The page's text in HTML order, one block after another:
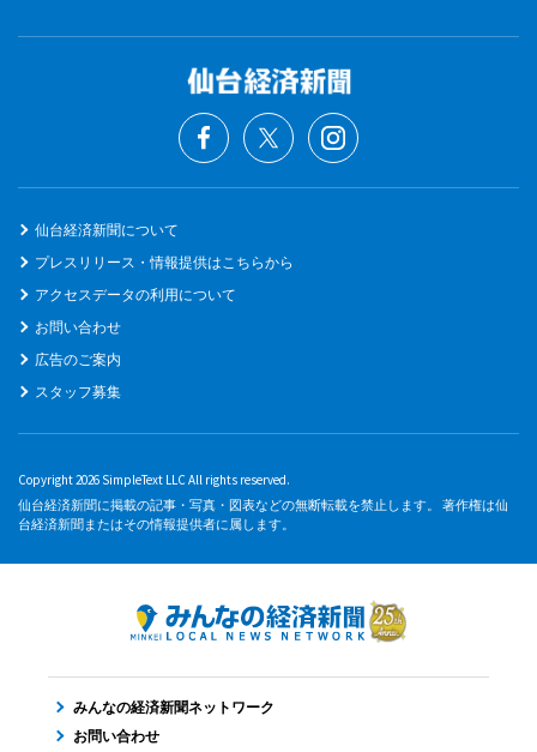
仙台経済新聞について
プレスリリース・情報提供はこちらから
アクセスデータの利用について
お問い合わせ
広告のご案内
スタッフ募集
Copyright 2026 SimpleText LLC All rights reserved.
仙台経済新聞に掲載の記事・写真・図表などの無断転載を禁止します。 著作権は仙
台経済新聞またはその情報提供者に属します。
みんなの経済新聞ネットワーク
お問い合わせ